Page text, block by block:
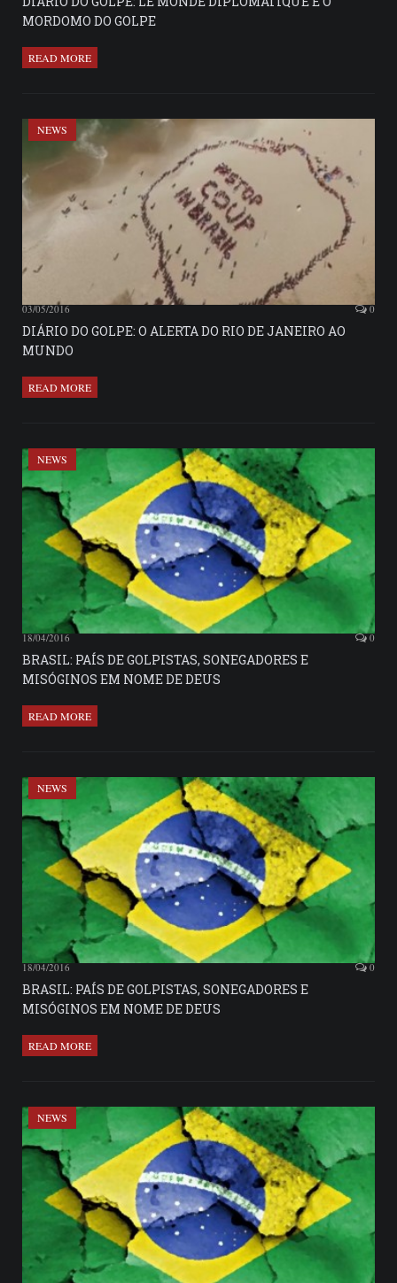
MORDOMO DO GOLPE
READ MORE
NEWS
03/05/2016 0
DIÁRIO DO GOLPE: O ALERTA DO RIO DE JANEIRO AO
MUNDO
READ MORE
NEWS
18/04/2016 0
BRASIL: PAÍS DE GOLPISTAS, SONEGADORES E
MISÓGINOS EM NOME DE DEUS
READ MORE
NEWS
18/04/2016 0
BRASIL: PAÍS DE GOLPISTAS, SONEGADORES E
MISÓGINOS EM NOME DE DEUS
READ MORE
NEWS